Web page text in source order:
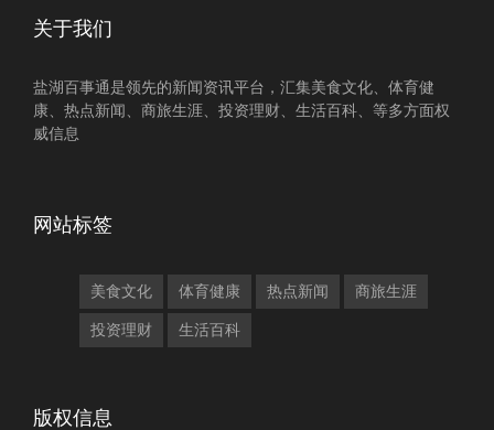
关于我们
盐湖百事通是领先的新闻资讯平台，汇集美食文化、体育健
康、热点新闻、商旅生涯、投资理财、生活百科、等多方面权
威信息
网站标签
美食文化 体育健康 热点新闻 商旅生涯
投资理财 生活百科
版权信息